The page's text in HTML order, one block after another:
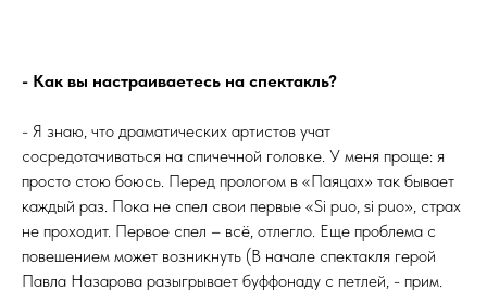
- Как вы настраиваетесь на спектакль?
- Я знаю, что драматических артистов учат
сосредотачиваться на спичечной головке. У меня проще: я
просто стою боюсь. Перед прологом в «Паяцах» так бывает
каждый раз. Пока не спел свои первые «Si puo, si puo», страх
не проходит. Первое спел – всё, отлегло. Еще проблема с
повешением может возникнуть (В начале спектакля герой
Павла Назарова разыгрывает буффонаду с петлей, - прим.